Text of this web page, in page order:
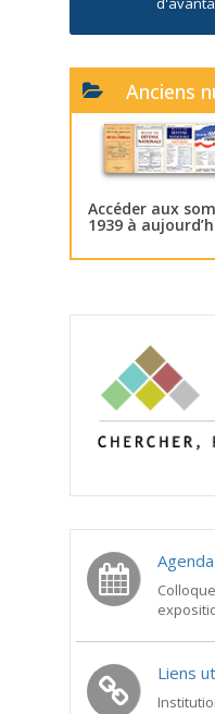
Anciens
Accéder aux
1939 à
Agenda
Liens